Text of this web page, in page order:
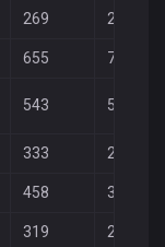
269 222
655 790
543 507
333 251
458 384
319 223